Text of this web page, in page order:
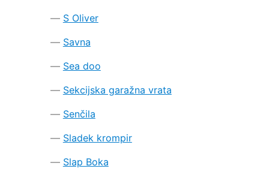
S Oliver
Savna
Sea doo
Sekcijska garažna vrata
Senčila
Sladek krompir
Slap Boka